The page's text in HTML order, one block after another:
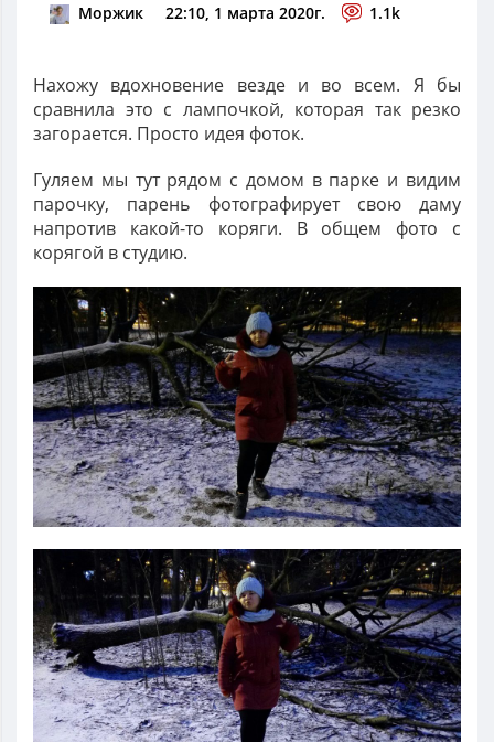
Моржик 22:10, 1 марта 2020г. 1.1k
Нахожу вдохновение везде и во всем. Я бы
сравнила это с лампочкой, которая так резко
загорается. Просто идея фоток.
Гуляем мы тут рядом с домом в парке и видим
парочку, парень фотографирует свою даму
напротив какой-то коряги. В общем фото с
корягой в студию.